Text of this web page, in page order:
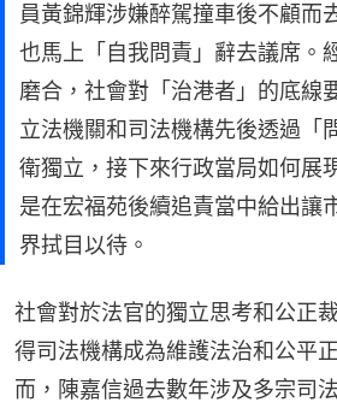
員黃錦輝涉嫌醉駕撞車後不顧而
也馬上「自我問責」辭去議席。
磨合，社會對「治港者」的底線
立法機關和司法機構先後透過「
衛獨立，接下來行政當局如何展
是在宏福苑後續追責當中給出讓
界拭目以待。
社會對於法官的獨立思考和公正
得司法機構成為維護法治和公平
而，陳嘉信過去數年涉及多宗司